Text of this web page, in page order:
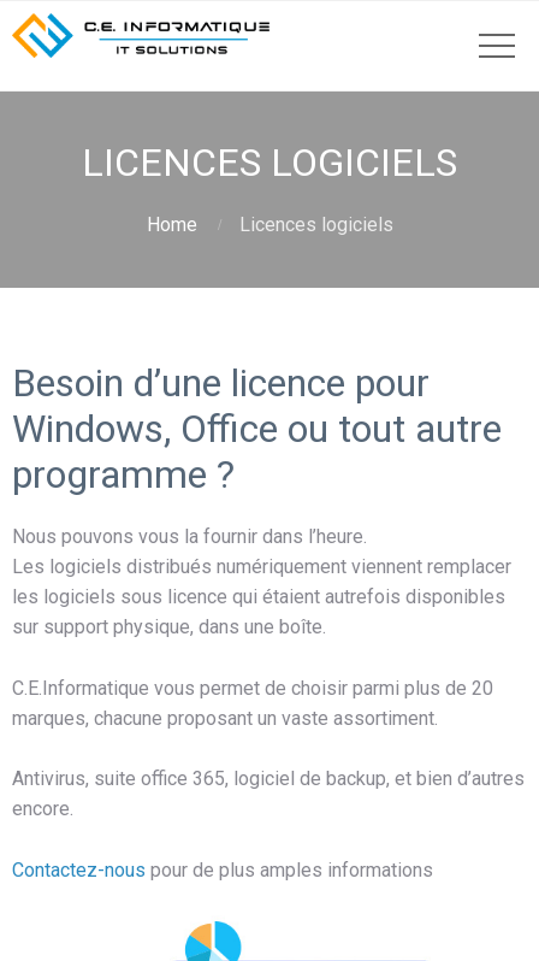
LICENCES LOGICIELS
Home Licences logiciels
Besoin d’une licence pour
Windows, Office ou tout autre
programme ?
Nous pouvons vous la fournir dans l’heure.
Les logiciels distribués numériquement viennent remplacer
les logiciels sous licence qui étaient autrefois disponibles
sur support physique, dans une boîte.
C.E.Informatique vous permet de choisir parmi plus de 20
marques, chacune proposant un vaste assortiment.
Antivirus, suite office 365, logiciel de backup, et bien d’autres
encore.
Contactez-nous pour de plus amples informations